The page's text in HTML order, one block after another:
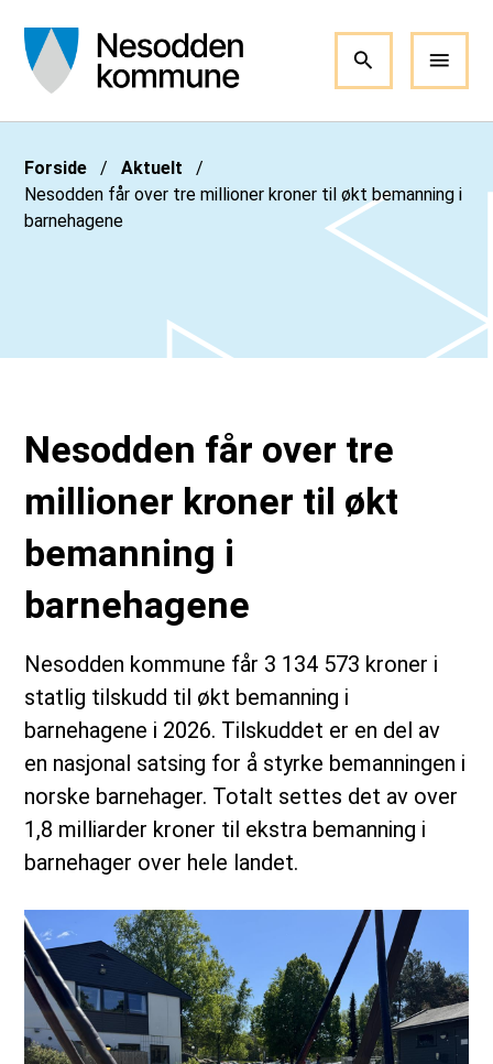
Du er her:
Forside
Aktuelt
Nesodden får over tre millioner kroner til økt bemanning i
barnehagene
Nesodden får over tre
millioner kroner til økt
bemanning i
barnehagene
Nesodden kommune får 3 134 573 kroner i
statlig tilskudd til økt bemanning i
barnehagene i 2026. Tilskuddet er en del av
en nasjonal satsing for å styrke bemanningen i
norske barnehager. Totalt settes det av over
1,8 milliarder kroner til ekstra bemanning i
barnehager over hele landet.